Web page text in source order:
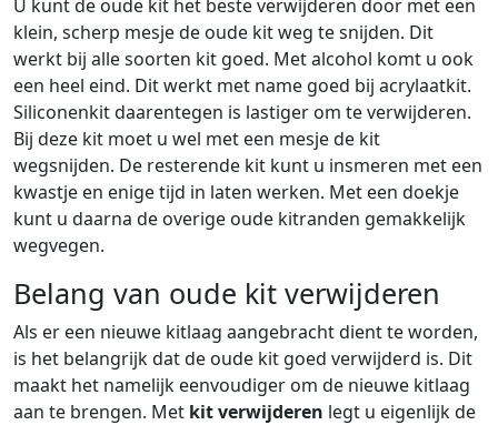
U kunt de oude kit het beste verwijderen door met een
klein, scherp mesje de oude kit weg te snijden. Dit
werkt bij alle soorten kit goed. Met alcohol komt u ook
een heel eind. Dit werkt met name goed bij acrylaatkit.
Siliconenkit daarentegen is lastiger om te verwijderen.
Bij deze kit moet u wel met een mesje de kit
wegsnijden. De resterende kit kunt u insmeren met een
kwastje en enige tijd in laten werken. Met een doekje
kunt u daarna de overige oude kitranden gemakkelijk
wegvegen.
Belang van oude kit verwijderen
Als er een nieuwe kitlaag aangebracht dient te worden,
is het belangrijk dat de oude kit goed verwijderd is. Dit
maakt het namelijk eenvoudiger om de nieuwe kitlaag
aan te brengen. Met kit verwijderen legt u eigenlijk de